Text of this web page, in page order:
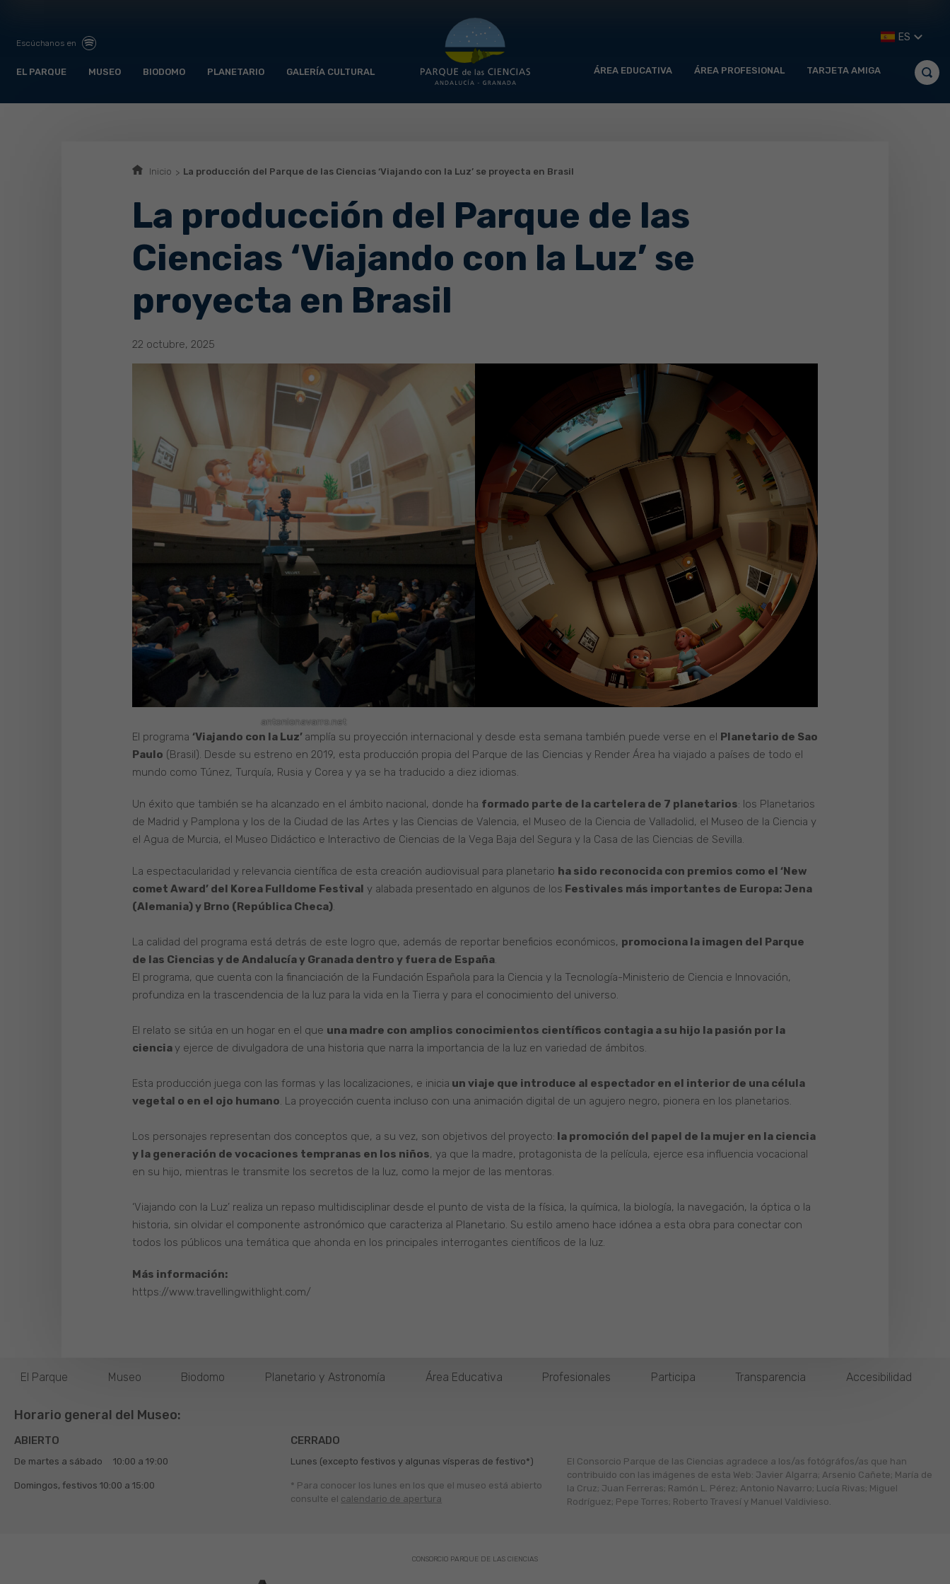
Escúchanos en
EL PARQUE MUSEO BIODOMO PLANETARIO GALERÍA CULTURAL ÁREA EDUCATIVA ÁREA PROFESIONAL TARJETA AMIGA
ES
Inicio La producción del Parque de las Ciencias ‘Viajando con la Luz’ se proyecta en Brasil
La producción del Parque de las
Ciencias ‘Viajando con la Luz’ se
proyecta en Brasil
22 octubre, 2025
antonionavarro.net
El programa ‘Viajando con la Luz’ amplía su proyección internacional y desde esta semana también puede verse en el Planetario de Sao
Paulo (Brasil). Desde su estreno en 2019, esta producción propia del Parque de las Ciencias y Render Área ha viajado a países de todo el
mundo como Túnez, Turquía, Rusia y Corea y ya se ha traducido a diez idiomas.
Un éxito que también se ha alcanzado en el ámbito nacional, donde ha formado parte de la cartelera de 7 planetarios: los Planetarios
de Madrid y Pamplona y los de la Ciudad de las Artes y las Ciencias de Valencia, el Museo de la Ciencia de Valladolid, el Museo de la Ciencia y
el Agua de Murcia, el Museo Didáctico e Interactivo de Ciencias de la Vega Baja del Segura y la Casa de las Ciencias de Sevilla.
La espectacularidad y relevancia científica de esta creación audiovisual para planetario ha sido reconocida con premios como el ‘New
comet Award’ del Korea Fulldome Festival y alabada presentado en algunos de los Festivales más importantes de Europa: Jena
(Alemania) y Brno (República Checa).
La calidad del programa está detrás de este logro que, además de reportar beneficios económicos, promociona la imagen del Parque
de las Ciencias y de Andalucía y Granada dentro y fuera de España.
El programa, que cuenta con la financiación de la Fundación Española para la Ciencia y la Tecnología-Ministerio de Ciencia e Innovación,
profundiza en la trascendencia de la luz para la vida en la Tierra y para el conocimiento del universo.
El relato se sitúa en un hogar en el que una madre con amplios conocimientos científicos contagia a su hijo la pasión por la
ciencia y ejerce de divulgadora de una historia que narra la importancia de la luz en variedad de ámbitos.
Esta producción juega con las formas y las localizaciones, e inicia un viaje que introduce al espectador en el interior de una célula
vegetal o en el ojo humano. La proyección cuenta incluso con una animación digital de un agujero negro, pionera en los planetarios.
Los personajes representan dos conceptos que, a su vez, son objetivos del proyecto: la promoción del papel de la mujer en la ciencia
y la generación de vocaciones tempranas en los niños, ya que la madre, protagonista de la película, ejerce esa influencia vocacional
en su hijo, mientras le transmite los secretos de la luz, como la mejor de las mentoras.
‘Viajando con la Luz’ realiza un repaso multidisciplinar desde el punto de vista de la física, la química, la biología, la navegación, la óptica o la
historia, sin olvidar el componente astronómico que caracteriza al Planetario. Su estilo ameno hace idónea a esta obra para conectar con
todos los públicos una temática que ahonda en los principales interrogantes científicos de la luz.
Más información:
https://www.travellingwithlight.com/
El Parque Museo Biodomo Planetario y Astronomía Área Educativa Profesionales Participa Transparencia Accesibilidad
Horario general del Museo:
ABIERTO
De martes a sábado 10:00 a 19:00
Domingos, festivos 10:00 a 15:00
CERRADO
Lunes (excepto festivos y algunas vísperas de festivo*)
* Para conocer los lunes en los que el museo está abierto
consulte el calendario de apertura
El Consorcio Parque de las Ciencias agradece a los/as fotógráfos/as que han
contribuido con las imágenes de esta Web: Javier Algarra; Arsenio Cañete; María de
la Cruz; Juan Ferreras; Ramón L. Pérez; Antonio Navarro; Lucía Rivas; Miguel
Rodríguez; Pepe Torres; Roberto Travesí y Manuel Valdivieso.
CONSORCIO PARQUE DE LAS CIENCIAS